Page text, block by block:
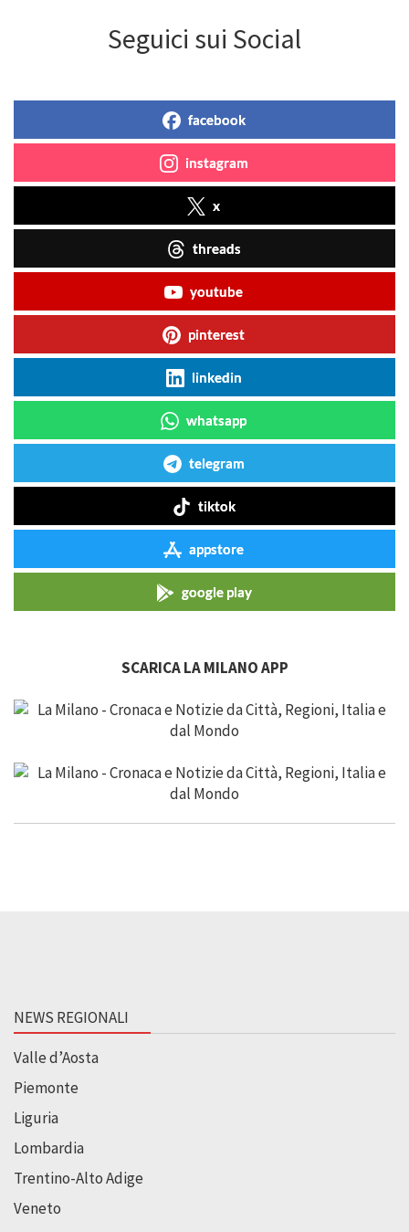
Seguici sui Social
facebook
instagram
x
threads
youtube
pinterest
linkedin
whatsapp
telegram
tiktok
appstore
google play
SCARICA LA MILANO APP
NEWS REGIONALI
Valle d’Aosta
Piemonte
Liguria
Lombardia
Trentino-Alto Adige
Veneto